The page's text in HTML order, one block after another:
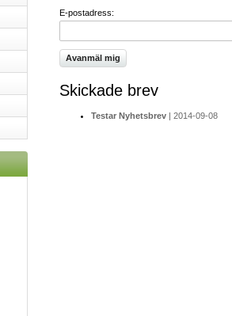
E-postadress:
Skickade brev
Testar Nyhetsbrev | 2014-09-08